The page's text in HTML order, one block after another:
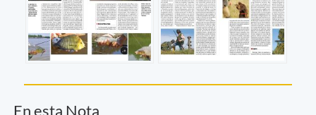
En esta Nota